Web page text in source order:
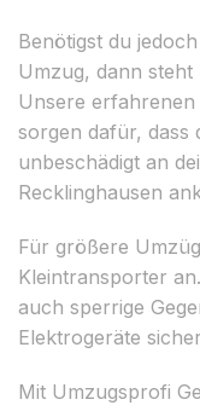
Benötigst du
Umzug, dann
Unsere erfahrenen
sorgen dafür, dass
unbeschädigt an
Recklinghausen
Für größere
Kleintransporter
auch sperrige
Elektrogeräte
Mit Umzugsprofi